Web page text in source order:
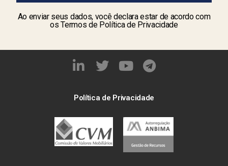
Ao enviar seus dados, você declara estar de acordo com
os Termos de Política de Privacidade
Política de Privacidade